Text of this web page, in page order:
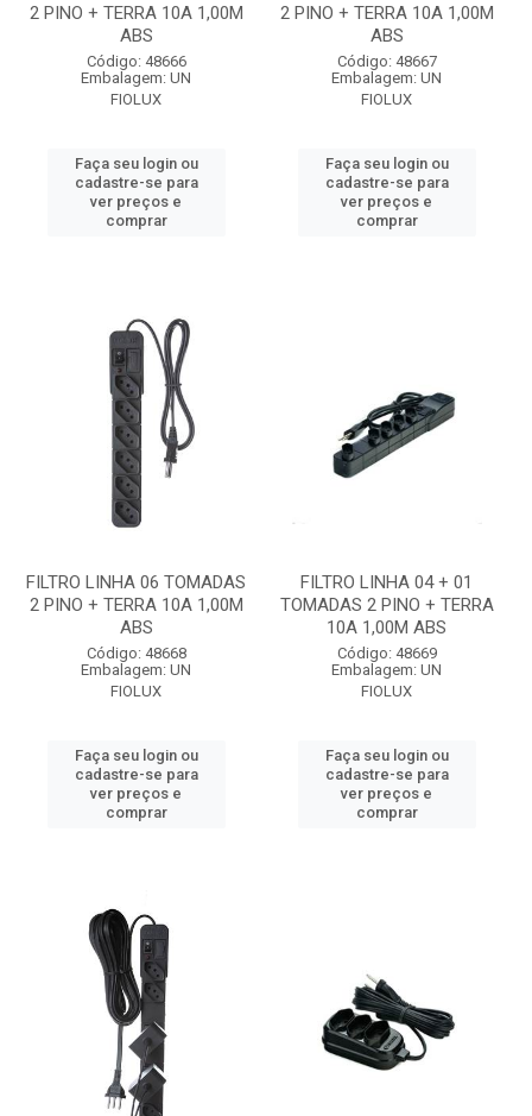
2 PINO + TERRA 10A 1,00M
ABS
Código: 48666
Embalagem: UN
FIOLUX
Faça seu login ou
cadastre-se para
ver preços e
comprar
2 PINO + TERRA 10A 1,00M
ABS
Código: 48667
Embalagem: UN
FIOLUX
Faça seu login ou
cadastre-se para
ver preços e
comprar
FILTRO LINHA 06 TOMADAS
2 PINO + TERRA 10A 1,00M
ABS
Código: 48668
Embalagem: UN
FIOLUX
Faça seu login ou
cadastre-se para
ver preços e
comprar
FILTRO LINHA 04 + 01
TOMADAS 2 PINO + TERRA
10A 1,00M ABS
Código: 48669
Embalagem: UN
FIOLUX
Faça seu login ou
cadastre-se para
ver preços e
comprar